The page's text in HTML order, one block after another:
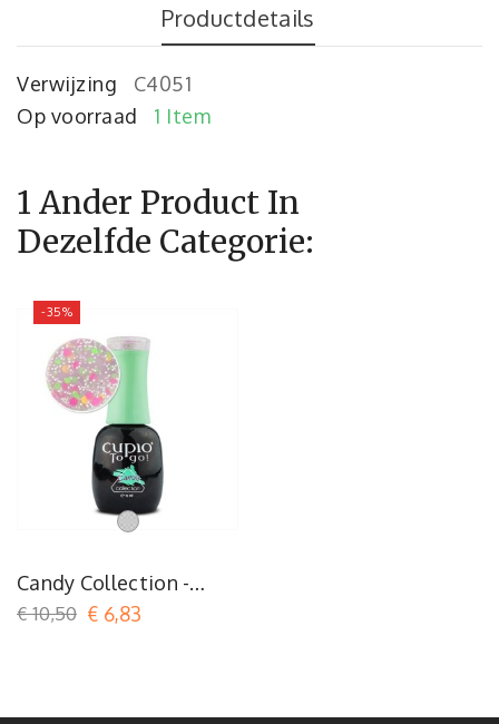
Productdetails
Verwijzing
C4051
Op voorraad
1 Item
1 Ander Product In
Dezelfde Categorie:
-35%
Candy Collection -
Yummy
€ 10,50 € 6,83
Transparent